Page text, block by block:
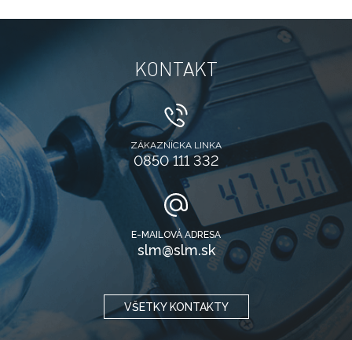
KONTAKT
ZÁKAZNÍCKA LINKA
0850 111 332
E-MAILOVÁ ADRESA
slm@slm.sk
VŠETKY KONTAKTY